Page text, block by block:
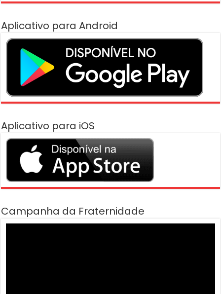
Aplicativo para Android
Aplicativo para iOS
Campanha da Fraternidade